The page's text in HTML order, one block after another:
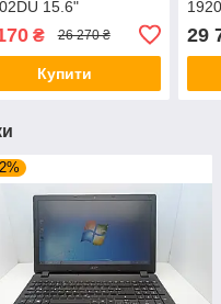
15.6"
16GB RAM| 512GB
GTX 1660 Ti 6GB
₴ 26 270 ₴
Купити
29